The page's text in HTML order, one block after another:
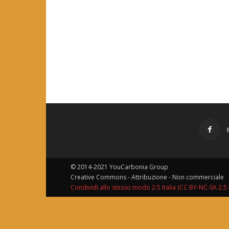
© 2014-2021 YouCarbonia Group
Creative Commons - Attribuzione - Non commerciale
Condividi allo stesso modo 2.5 Italia (CC BY-NC-SA 2.5